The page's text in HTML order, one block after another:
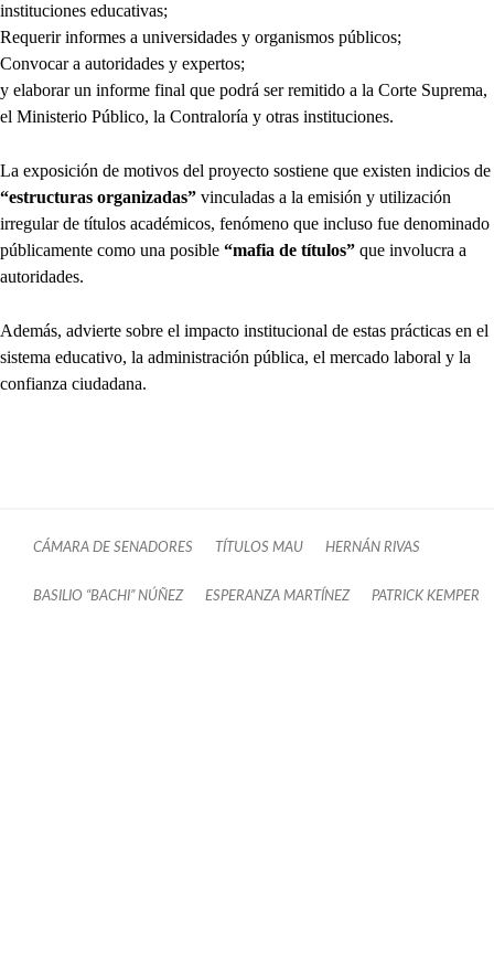
instituciones educativas;
Requerir informes a universidades y organismos públicos;
Convocar a autoridades y expertos;
y elaborar un informe final que podrá ser remitido a la Corte Suprema,
el Ministerio Público, la Contraloría y otras instituciones.
La exposición de motivos del proyecto sostiene que existen indicios de
“estructuras organizadas” vinculadas a la emisión y utilización
irregular de títulos académicos, fenómeno que incluso fue denominado
públicamente como una posible “mafia de títulos” que involucra a
autoridades.
Además, advierte sobre el impacto institucional de estas prácticas en el
sistema educativo, la administración pública, el mercado laboral y la
confianza ciudadana.
CÁMARA DE SENADORES TÍTULOS MAU HERNÁN RIVAS
BASILIO “BACHI” NÚÑEZ ESPERANZA MARTÍNEZ PATRICK KEMPER